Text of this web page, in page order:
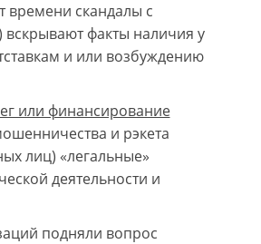
времени скандалы с
факты наличия у
и или возбуждению
или финансирование
и рэкета
лиц) «легальные»
деятельности и
подняли вопрос